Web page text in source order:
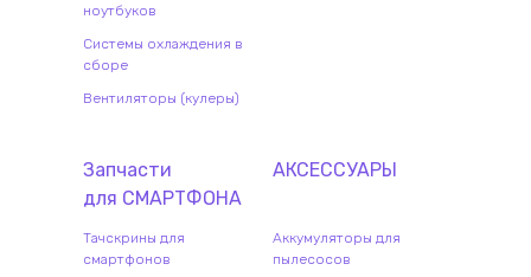
ноутбуков
Системы охлаждения в
сборе
Вентиляторы (кулеры)
Запчасти
для СМАРТФОНА
Тачскрины для
смартфонов
АКСЕССУАРЫ
Аккумуляторы для
пылесосов